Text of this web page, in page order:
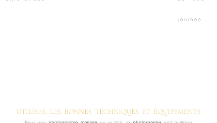
UTILISER LES BONNES TECHNIQUES ET ÉQUIPEMENTS